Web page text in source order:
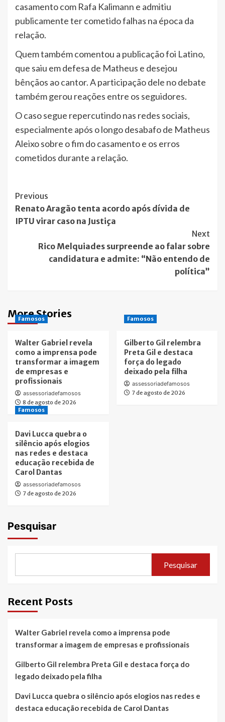
casamento com Rafa Kalimann e admitiu
publicamente ter cometido falhas na época da
relação.
Quem também comentou a publicação foi Latino,
que saiu em defesa de Matheus e desejou
bênçãos ao cantor. A participação dele no debate
também gerou reações entre os seguidores.
O caso segue repercutindo nas redes sociais,
especialmente após o longo desabafo de Matheus
Aleixo sobre o fim do casamento e os erros
cometidos durante a relação.
Post
Navigation
Previous
Renato Aragão tenta acordo após dívida de
IPTU virar caso na Justiça
Next
Rico Melquiades surpreende ao falar sobre
candidatura e admite: “Não entendo de
política”
More Stories
Famosos
Walter Gabriel revela
como a imprensa pode
transformar a imagem
de empresas e
profissionais
assessoriadefamosos
8 de agosto de 2026
Famosos
Gilberto Gil relembra
Preta Gil e destaca
força do legado
deixado pela filha
assessoriadefamosos
7 de agosto de 2026
Famosos
Davi Lucca quebra o
silêncio após elogios
nas redes e destaca
educação recebida de
Carol Dantas
assessoriadefamosos
7 de agosto de 2026
Pesquisar
Pesquisar
Recent Posts
Walter Gabriel revela como a imprensa pode
transformar a imagem de empresas e profissionais
Gilberto Gil relembra Preta Gil e destaca força do
legado deixado pela filha
Davi Lucca quebra o silêncio após elogios nas redes e
destaca educação recebida de Carol Dantas